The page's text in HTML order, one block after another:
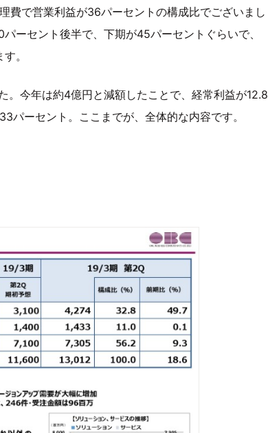
費で営業利益が36パーセントの構成比でございまし
ーセント後半で、下期が45パーセントぐらいで、
。
。今年は約4億円と減額したことで、経常利益が12.8
パーセント。ここまでが、全体的な内容です。